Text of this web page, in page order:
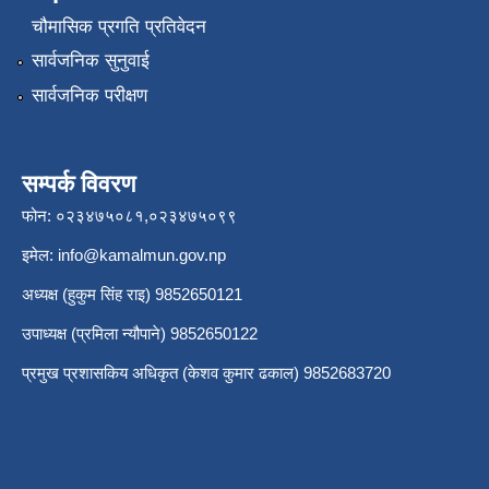
चौमासिक प्रगति प्रतिवेदन
सार्वजनिक सुनुवाई
सार्वजनिक परीक्षण
सम्पर्क विवरण
फोन: ०२३४७५०८१,०२३४७५०९९
इमेल: info@kamalmun.gov.np
अध्यक्ष (हुकुम सिंह राइ) 9852650121
उपाध्यक्ष (प्रमिला न्यौपाने) 9852650122
प्रमुख प्रशासकिय अधिकृत (केशव कुमार ढकाल) 9852683720